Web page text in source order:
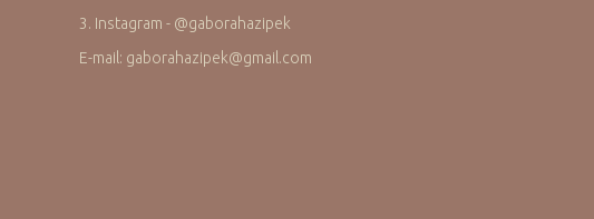
3. Instagram - @gaborahazipek
E-mail: gaborahazipek@gmail.com